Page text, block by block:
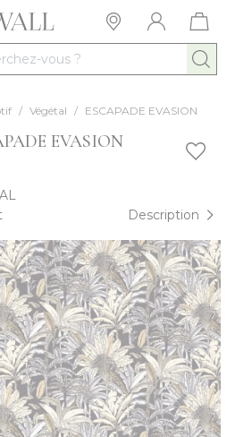
vous ?
/ Végétal / ESCAPADE EVASION
EVASION
Description